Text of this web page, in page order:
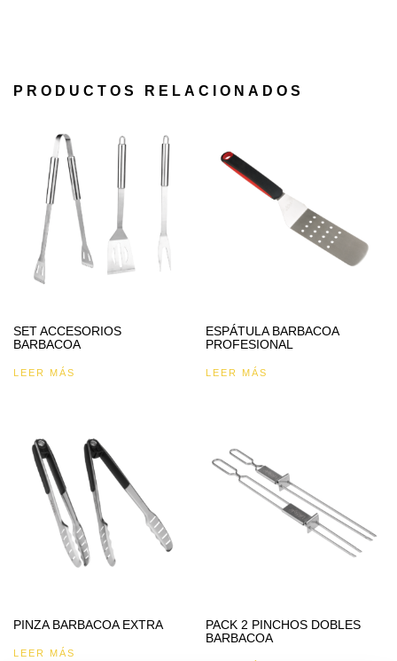
PRODUCTOS RELACIONADOS
SET ACCESORIOS
BARBACOA
LEER MÁS
ESPÁTULA BARBACOA
PROFESIONAL
LEER MÁS
PINZA BARBACOA EXTRA
LEER MÁS
PACK 2 PINCHOS DOBLES
BARBACOA